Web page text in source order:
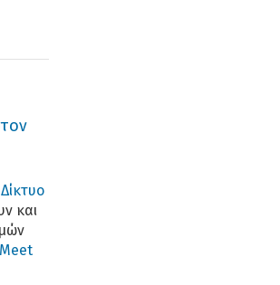
Δίκτυο
και